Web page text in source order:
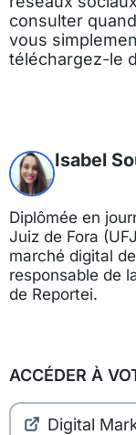
consulter
vous
téléchargez-le
Isabel
Diplômée en
Juiz de Fora
marché digital
responsable de
de Reportei.
ACCÉDER À
Digital